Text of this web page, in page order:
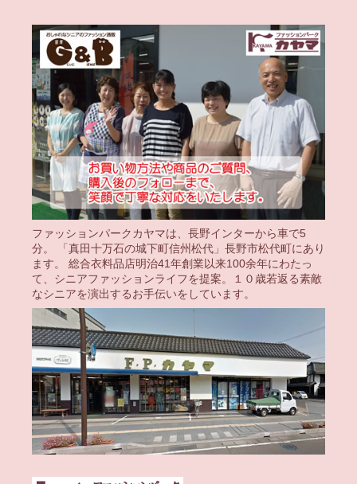
ファッションパークカヤマは、長野インターから車で5
分。 「真田十万石の城下町信州松代」長野市松代町にあり
ます。 総合衣料品店明治41年創業以来100余年にわたっ
て、シニアファッションライフを提案。１０歳若返る素敵
なシニアを演出するお手伝いをしています。